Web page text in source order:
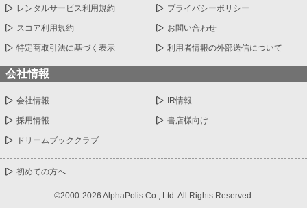
レンタルサービス利用規約 プライバシーポリシー
スコア利用規約 お問い合わせ
特定商取引法に基づく表示 利用者情報の外部送信について
会社情報
会社情報 IR情報
採用情報 書店様向け
ドリームブッククラブ
初めての方へ
©2000-2026 AlphaPolis Co., Ltd. All Rights Reserved.